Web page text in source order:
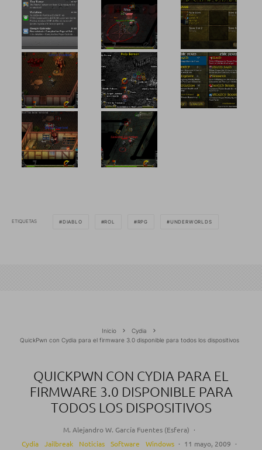
ETIQUETAS DIABLO ROL RPG UNDERWORLDS
Inicio
Cydia
QuickPwn con Cydia para el firmware 3.0 disponible para todos los dispositivos
QUICKPWN CON CYDIA PARA EL
FIRMWARE 3.0 DISPONIBLE PARA
TODOS LOS DISPOSITIVOS
M. Alejandro W. García Fuentes (Esfera) ·
Cydia
Jailbreak Noticias Software Windows · 11 mayo, 2009 ·